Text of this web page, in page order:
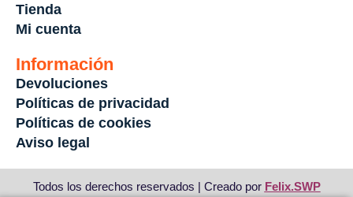
Tienda
Mi cuenta
Información
Devoluciones
Políticas de privacidad
Políticas de cookies
Aviso legal
Todos los derechos reservados | Creado por Felix.SWP